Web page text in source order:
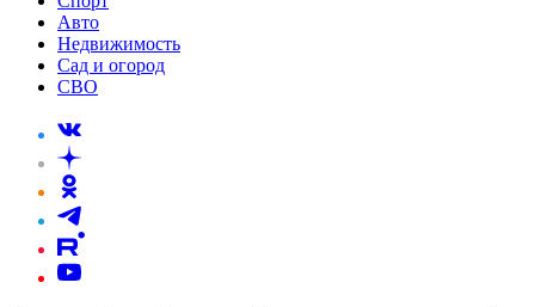
Авто
Недвижимость
Сад и огород
СВО